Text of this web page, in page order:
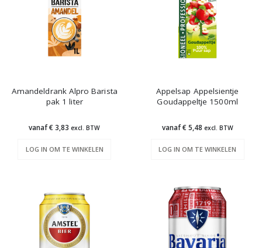
Amandeldrank Alpro Barista
pak 1 liter
vanaf € 3,83excl. BTW
LOG IN OM TE WINKELEN
Appelsap Appelsientje
Goudappeltje 1500ml
vanaf € 5,48 excl. BTW
LOG IN OM TE WINKELEN